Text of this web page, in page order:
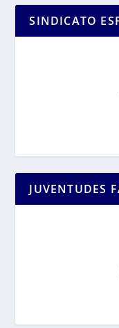
SINDICATO
JUVENTUDES